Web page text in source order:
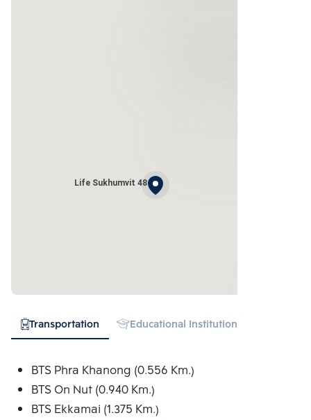
Life Sukhumvit 48
Transportation Educational Institution
BTS Phra Khanong (0.556 Km.)
BTS On Nut (0.940 Km.)
BTS Ekkamai (1.375 Km.)